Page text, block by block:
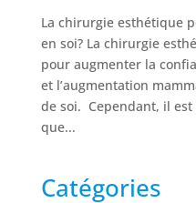
Nos
chirurgies
Nos
La chirurgie esthétique
en soi? La chirurgie
pour augmenter la
et l’augmentation
de soi. Cependant, il
que...
Catégories